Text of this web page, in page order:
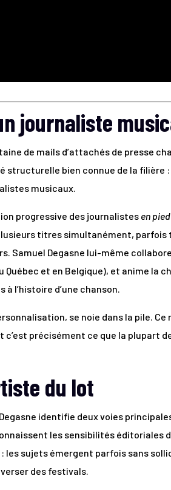
journaliste
de mails d’attachés de presse
structurelle bien connue de la filière
musicaux.
progressive des journalistes en pied
titres simultanément,
Samuel Degasne lui-même
et en Belgique), et anime la
l’histoire d’une chanson.
se noie dans la pile. Ce
c’est précisément ce que la plupart
du lot
identifie deux voies
les sensibilités éditoriales
les sujets émergent parfois sans
des festivals.